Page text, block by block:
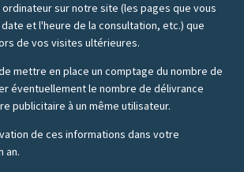
sur notre site (les pages que vous
et l'heure de la consultation, etc.) que
de vos visites ultérieures.
mettre en place un comptage du nombre de
éventuellement le nombre de délivrance
publicitaire à un même utilisateur.
de ces informations dans votre
an.